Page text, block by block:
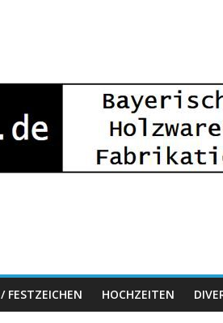
FESTZEICHEN HOCHZEITEN